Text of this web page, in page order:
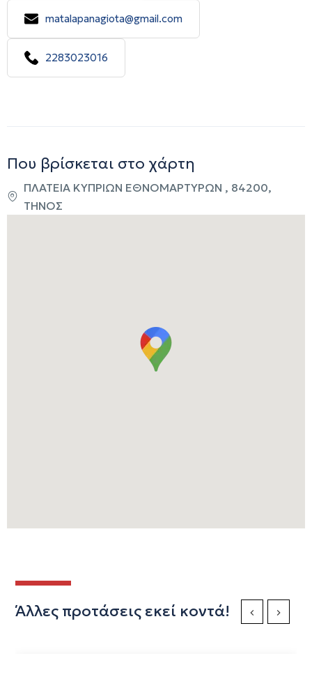
matalapanagiota@gmail.com
2283023016
Που βρίσκεται στο χάρτη
ΠΛΑΤΕΙΑ ΚΥΠΡΙΩΝ ΕΘΝΟΜΑΡΤΥΡΩΝ , 84200,
ΤΗΝΟΣ
Άλλες προτάσεις εκεί κοντά! Previous Slide
Next